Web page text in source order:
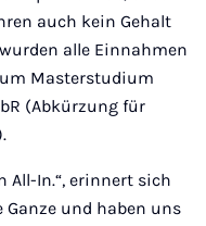
auch kein Gehalt
alle Einnahmen
Masterstudium
(Abkürzung für
All-In.“, erinnert sich
Ganze und haben uns